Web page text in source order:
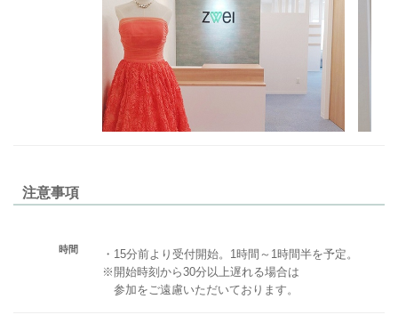
注意事項
時間
・15分前より受付開始。1時間～1時間半を予定。
※開始時刻から30分以上遅れる場合は
参加をご遠慮いただいております。